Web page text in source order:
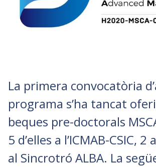
La primera convocatòria
programa s’ha tancat
beques pre-doctorals
5 d’elles a l’ICMAB-CSIC, 2
al Sincrotró ALBA. La